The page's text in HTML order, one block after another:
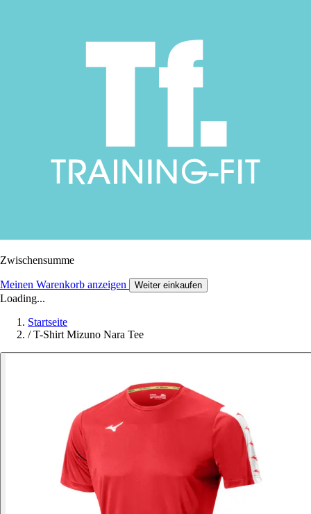
Zwischensumme
Meinen Warenkorb anzeigen Weiter einkaufen
Loading...
Startseite
/ T-Shirt Mizuno Nara Tee